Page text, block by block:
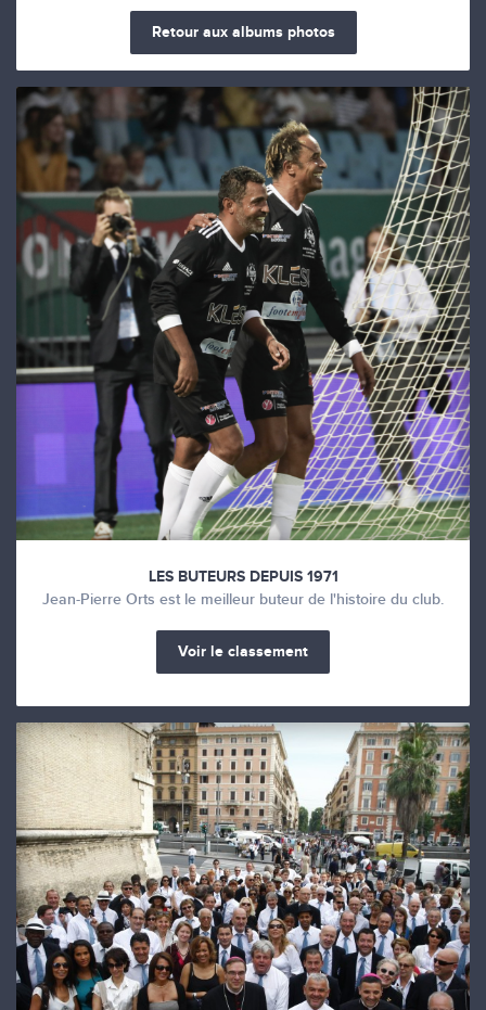
Retour aux albums photos
LES BUTEURS DEPUIS 1971
Jean-Pierre Orts est le meilleur buteur de l'histoire du club.
Voir le classement